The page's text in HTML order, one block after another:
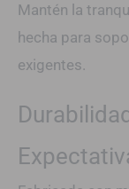
Mantén la
hecha para
exigentes.